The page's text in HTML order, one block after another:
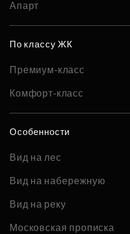
Апарт
По классу ЖК
Премиум-класс
Комфорт-класс
Особенности
Вид на лес
Вид на набережную
Вид на реку
Московская прописка